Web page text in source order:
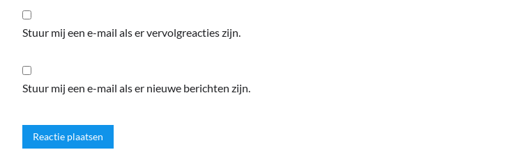
Stuur mij een e-mail als er vervolgreacties zijn.
Stuur mij een e-mail als er nieuwe berichten zijn.